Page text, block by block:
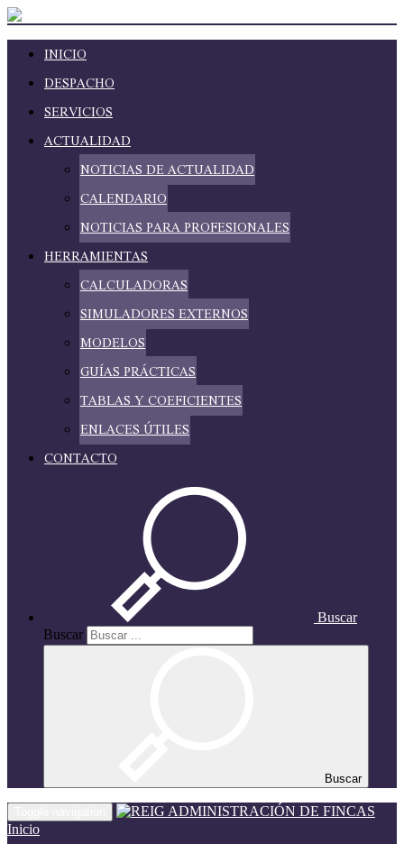
INICIO
DESPACHO
SERVICIOS
ACTUALIDAD
NOTICIAS DE ACTUALIDAD
CALENDARIO
NOTICIAS PARA PROFESIONALES
HERRAMIENTAS
CALCULADORAS
SIMULADORES EXTERNOS
MODELOS
GUÍAS PRÁCTICAS
TABLAS Y COEFICIENTES
ENLACES ÚTILES
CONTACTO
Buscar
Buscar
Buscar
Inicio